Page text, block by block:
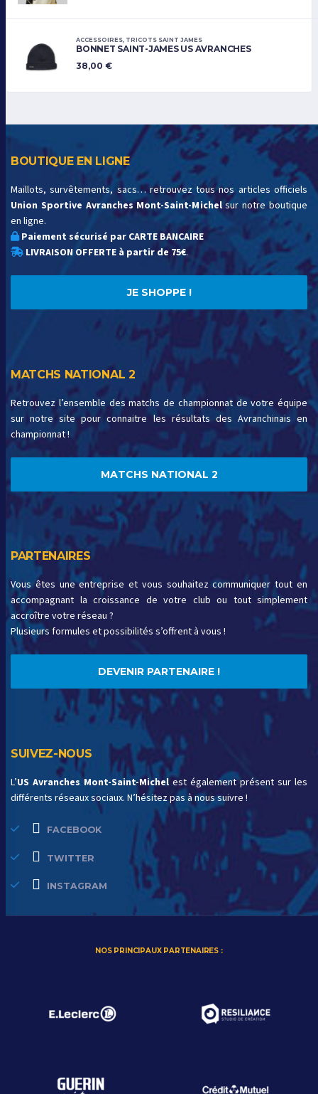
ACCESSOIRES TRICOTS SAINT JAMES
BONNET SAINT-JAMES US AVRANCHES
38,00 €
BOUTIQUE EN LIGNE
Maillots, survêtements, sacs… retrouvez tous nos articles officiels
Union Sportive Avranches Mont-Saint-Michelsur notre boutique
en ligne.
Paiement sécurisé par CARTE BANCAIRE
LIVRAISON OFFERTE à partir de 75€.
JE SHOPPE !
MATCHS NATIONAL 2
Retrouvez l’ensemble des matchs de championnat de votre équipe
sur notre site pour connaitre les résultats des Avranchinais en
championnat !
MATCHS NATIONAL 2
PARTENAIRES
Vous êtes une entreprise et vous souhaitez communiquer tout en
accompagnant la croissance de votre club ou tout simplement
accroître votre réseau ?
Plusieurs formules et possibilités s’offrent à vous !
DEVENIR PARTENAIRE !
SUIVEZ-NOUS
L’US Avranches Mont-Saint-Michel est également présent sur les
différents réseaux sociaux. N’hésitez pas à nous suivre !
FACEBOOK
TWITTER
INSTAGRAM
NOS PRINCIPAUX PARTENAIRES :